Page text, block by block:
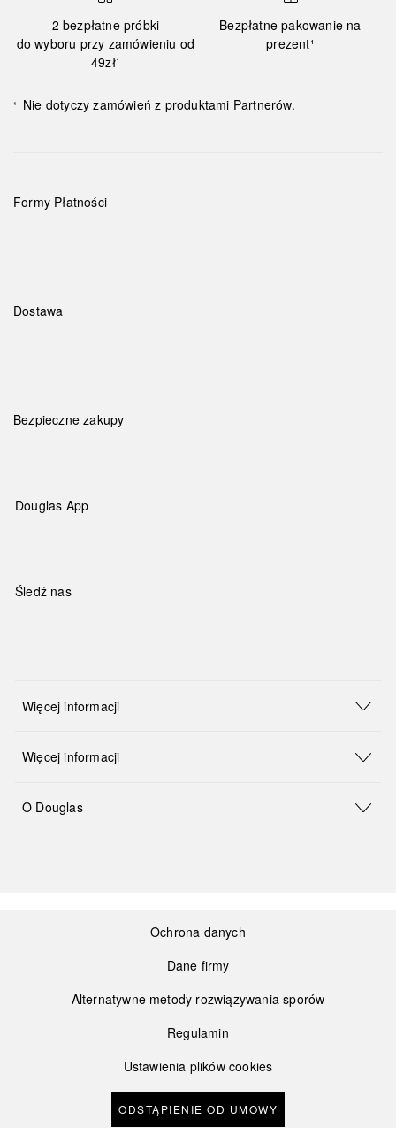
2 bezpłatne próbki
do wyboru przy zamówieniu od
49zł¹
Bezpłatne pakowanie na
prezent¹
¹ Nie dotyczy zamówień z produktami Partnerów.
Formy Płatności
Dostawa
Bezpieczne zakupy
Douglas App
Śledź nas
Więcej informacji
Więcej informacji
O Douglas
Ochrona danych
Dane firmy
Alternatywne metody rozwiązywania sporów
Regulamin
Ustawienia plików cookies
ODSTĄPIENIE OD UMOWY